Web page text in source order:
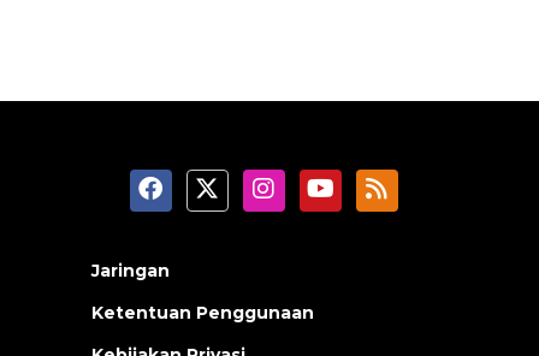
Jaringan
Ketentuan Penggunaan